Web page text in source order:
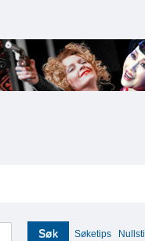
Søk Søketips Nullstill